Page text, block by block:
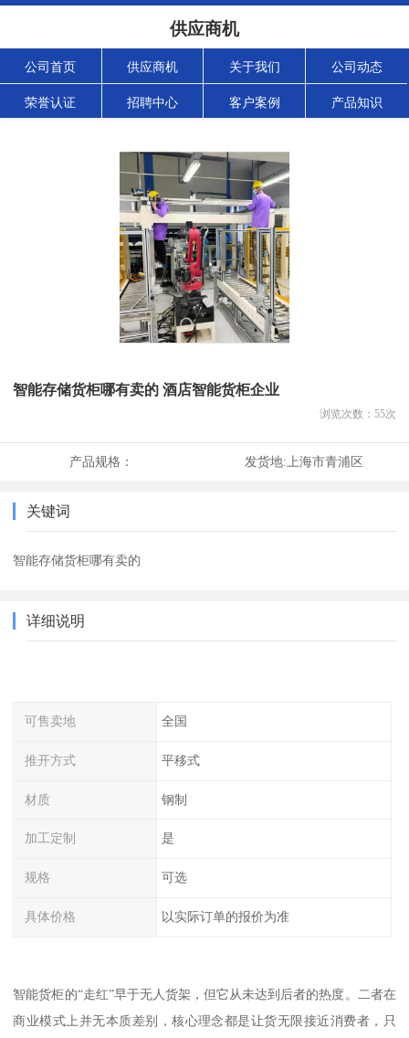
供应商机
公司首页 供应商机 关于我们 公司动态
荣誉认证 招聘中心 客户案例 产品知识
智能存储货柜哪有卖的 酒店智能货柜企业
浏览次数： 55次
产品规格： 发货地: 上海市青浦区
关键词
智能存储货柜哪有卖的
详细说明
可售卖地 全国
推开方式 平移式
材质 钢制
加工定制 是
规格 可选
具体价格 以实际订单的报价为准
智能货柜的“走红”早于无人货架，但它从未达到后者的热度。二者在
商业模式上并无本质差别，核心理念都是让货无限接近消费者，只